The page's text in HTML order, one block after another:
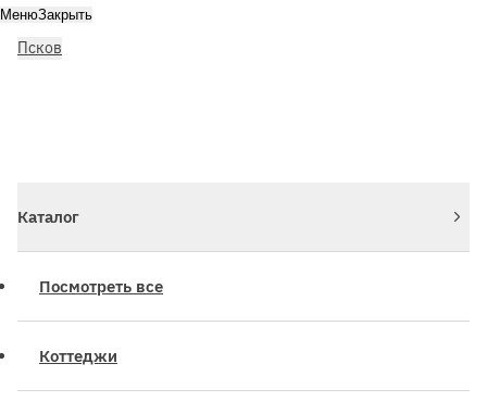
Псков
МенюЗакрыть
Каталог
Посмотреть все
Коттеджи